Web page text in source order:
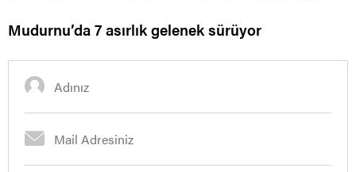
Mudurnu’da 7 asırlık gelenek sürüyor